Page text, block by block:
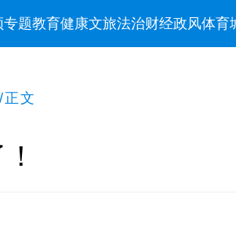
专题教育健康文旅法治财经政风体育
/正文